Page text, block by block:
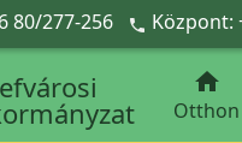
80/277-256  Központ:

Otthon